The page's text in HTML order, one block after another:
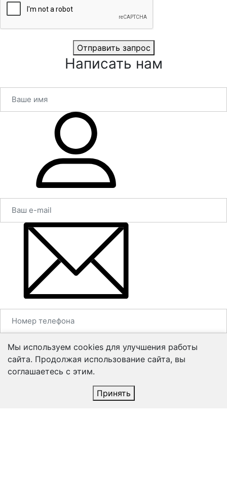
Мы используем cookies для улучшения работы
сайта. Продолжая использование сайта, вы
соглашаетесь с этим.
Принять
Отправить запрос
Написать нам